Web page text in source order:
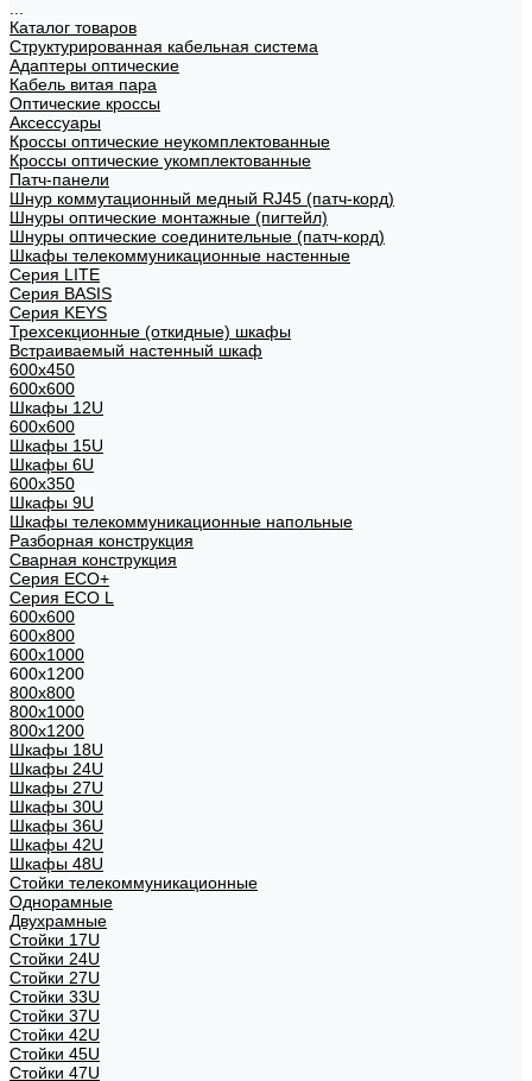
Каталог товаров
Структурированная кабельная система
Адаптеры оптические
Кабель витая пара
Оптические кроссы
Аксессуары
Кроссы оптические неукомплектованные
Кроссы оптические укомплектованные
Патч-панели
Шнур коммутационный медный RJ45 (патч-корд)
Шнуры оптические монтажные (пигтейл)
Шнуры оптические соединительные (патч-корд)
Шкафы телекоммуникационные настенные
Cерия LITE
Cерия BASIS
Cерия KEYS
Трехсекционные (откидные) шкафы
Встраиваемый настенный шкаф
600x450
600x600
Шкафы 12U
600x600
Шкафы 15U
Шкафы 6U
600x350
Шкафы 9U
Шкафы телекоммуникационные напольные
Разборная конструкция
Сварная конструкция
Серия ECO+
Серия ECO L
600x600
600x800
600х1000
600х1200
800x800
800х1000
800х1200
Шкафы 18U
Шкафы 24U
Шкафы 27U
Шкафы 30U
Шкафы 36U
Шкафы 42U
Шкафы 48U
Стойки телекоммуникационные
Однорамные
Двухрамные
Стойки 17U
Стойки 24U
Стойки 27U
Стойки 33U
Стойки 37U
Стойки 42U
Стойки 45U
Стойки 47U